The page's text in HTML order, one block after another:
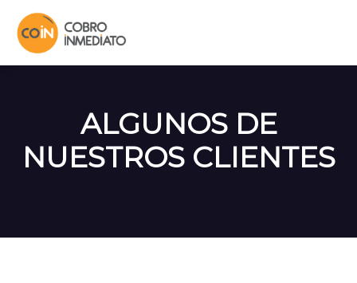
ALGUNOS DE
NUESTROS CLIENTES